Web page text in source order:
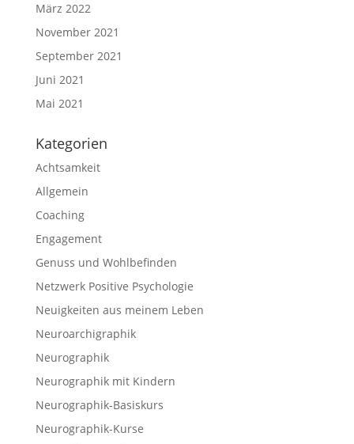
März 2022
November 2021
September 2021
Juni 2021
Mai 2021
Kategorien
Achtsamkeit
Allgemein
Coaching
Engagement
Genuss und Wohlbefinden
Netzwerk Positive Psychologie
Neuigkeiten aus meinem Leben
Neuroarchigraphik
Neurographik
Neurographik mit Kindern
Neurographik-Basiskurs
Neurographik-Kurse